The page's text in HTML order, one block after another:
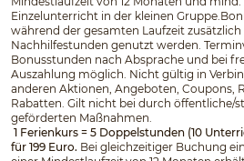
Einzelunterricht in der kleinen
während der gesamten Laufzeit zusätzlich
Nachhilfestunden genutzt werden.
Bonusstunden nach Absprache und bei
Auszahlung möglich. Nicht gültig in
anderen Aktionen, Angeboten, Coupons,
Rabatten. Gilt nicht bei durch öffentliche/
geförderten Maßnahmen.
1 Ferienkurs = 5 Doppelstunden (10
für 199 Euro. Bei gleichzeitiger Buchung